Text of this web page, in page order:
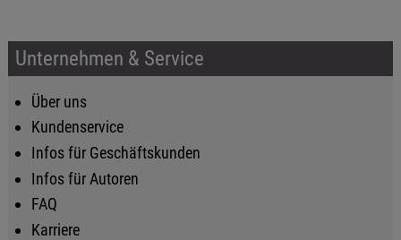
Unternehmen & Service
Über uns
Kundenservice
Infos für Geschäftskunden
Infos für Autoren
FAQ
Karriere